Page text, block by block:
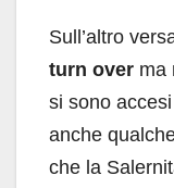
Sull’altro
turn over ma
si sono
anche
che la